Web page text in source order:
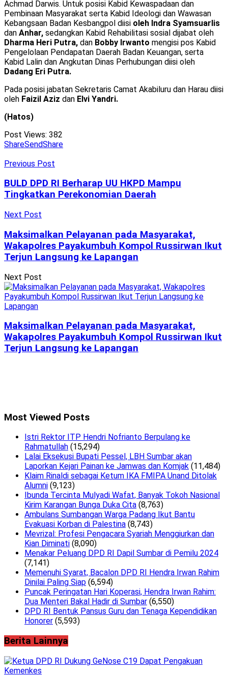
Achmad Darwis. Untuk posisi Kabid Kewaspadaan dan
Pembinaan Masyarakat serta Kabid Ideologi dan Wawasan
Kebangsaan Badan Kesbangpol diisi oleh Indra Syamsuarlis
dan Anhar, sedangkan Kabid Rehabilitasi sosial dijabat oleh
Dharma Heri Putra, dan Bobby Irwanto mengisi pos Kabid
Pengelolaan Pendapatan Daerah Badan Keuangan, serta
Kabid Lalin dan Angkutan Dinas Perhubungan diisi oleh
Dadang Eri Putra.
Pada posisi jabatan Sekretaris Camat Akabiluru dan Harau diisi
oleh Faizil Aziz dan Elvi Yandri.
(Hatos)
Post Views: 382
ShareSendShare
Previous Post
BULD DPD RI Berharap UU HKPD Mampu
Tingkatkan Perekonomian Daerah
Next Post
Maksimalkan Pelayanan pada Masyarakat,
Wakapolres Payakumbuh Kompol Russirwan Ikut
Terjun Langsung ke Lapangan
Next Post
Maksimalkan Pelayanan pada Masyarakat,
Wakapolres Payakumbuh Kompol Russirwan Ikut
Terjun Langsung ke Lapangan
Most Viewed Posts
Istri Rektor ITP Hendri Nofrianto Berpulang ke
Rahmatullah (15,294)
Lalai Eksekusi Bupati Pessel, LBH Sumbar akan
Laporkan Kejari Painan ke Jamwas dan Komjak (11,484)
Klaim Rinaldi sebagai Ketum IKA FMIPA Unand Ditolak
Alumni (9,123)
Ibunda Tercinta Mulyadi Wafat, Banyak Tokoh Nasional
Kirim Karangan Bunga Duka Cita (8,763)
Ambulans Sumbangan Warga Padang Ikut Bantu
Evakuasi Korban di Palestina (8,743)
Mevrizal: Profesi Pengacara Syariah Menggiurkan dan
Kian Diminati (8,090)
Menakar Peluang DPD RI Dapil Sumbar di Pemilu 2024
(7,141)
Memenuhi Syarat, Bacalon DPD RI Hendra Irwan Rahim
Dinilai Paling Siap (6,594)
Puncak Peringatan Hari Koperasi, Hendra Irwan Rahim:
Dua Menteri Bakal Hadir di Sumbar (6,550)
DPD RI Bentuk Pansus Guru dan Tenaga Kependidikan
Honorer (5,593)
Berita Lainnya